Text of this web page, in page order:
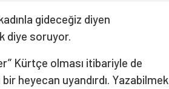
gideceğiz diyen
diye soruyor.
Kürtçe olması itibariyle de
heyecan uyandırdı. Yazabilmek